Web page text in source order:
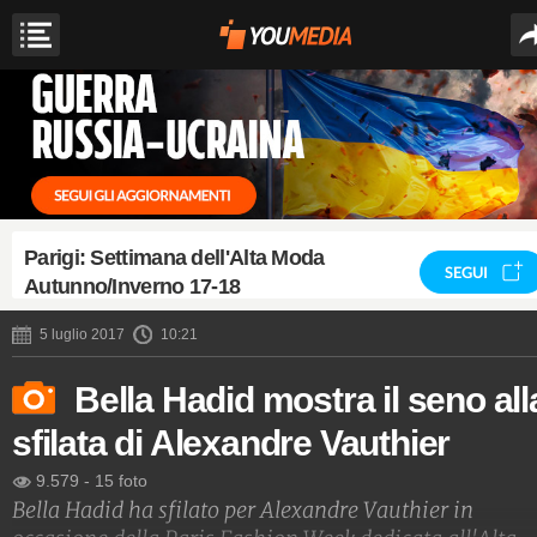
Parigi: Settimana dell'Alta Moda
Autunno/Inverno 17-18
SEGUI
5 luglio 2017 10:21
Bella Hadid mostra il seno
sfilata di Alexandre Vauthier
9.579 - 15 foto
Bella Hadid ha sfilato per Alexandre Vauthier in